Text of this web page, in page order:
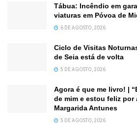
Tábua: Incêndio em
viaturas em Póvoa de
6 DE AGOSTO, 2026
Ciclo de Visitas
de Seia está de volta
5 DE AGOSTO, 2026
Agora é que me livro! |
de mim e estou feliz por
Margarida Antunes
5 DE AGOSTO, 2026